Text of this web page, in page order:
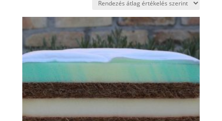
average
rating